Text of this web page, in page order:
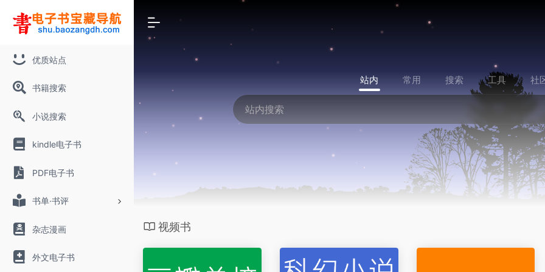
优质站点
书籍搜索
小说搜索
kindle电子书
PDF电子书
书单·书评
杂志漫画
外文电子书
站内 常用 搜索 工具 社
视频书